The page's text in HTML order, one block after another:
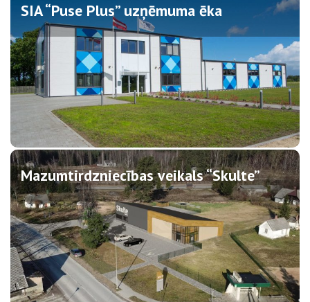
SIA “Puse Plus” uzņēmuma ēka
Mazumtirdzniecības veikals “Skulte”